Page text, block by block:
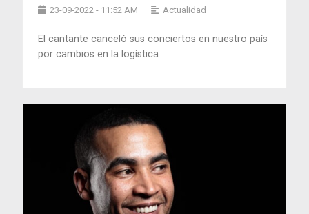
23-09-2022 - 11:52 AM Actualidad
El cantante canceló sus conciertos en nuestro país
por cambios en la logística